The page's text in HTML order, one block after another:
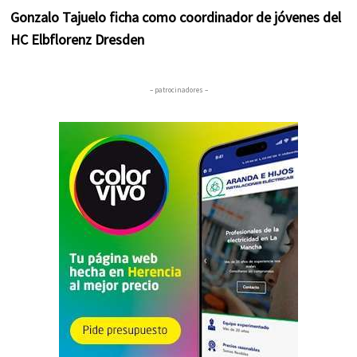
Gonzalo Tajuelo ficha como coordinador de jóvenes del
HC Elbflorenz Dresden
– patrocinadores –